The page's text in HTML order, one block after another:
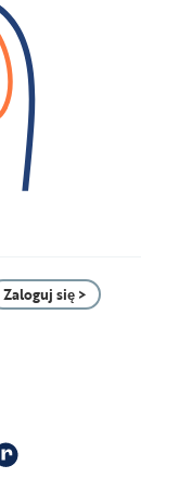
Zaloguj się >